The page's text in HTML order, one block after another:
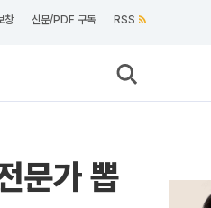
창 신문/PDF 구독 RSS
문가 뽑